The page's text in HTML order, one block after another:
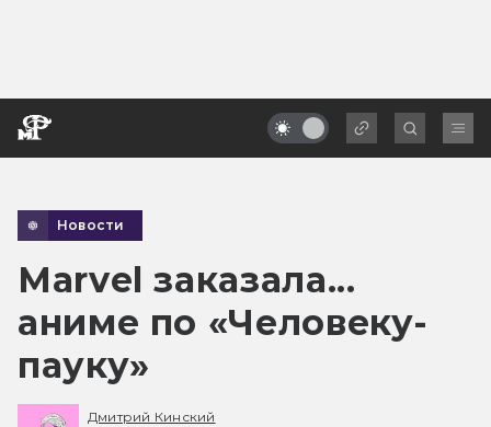
Новости
Marvel заказала...
аниме по «Человеку-
пауку»
Дмитрий Кинский